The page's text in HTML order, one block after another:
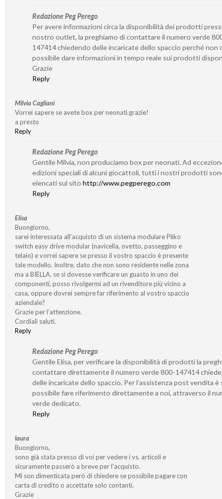
Redazione Peg Perego
Per avere informazioni circa la disponibilità dei prodotti
nostro outlet, la preghiamo di contattare il numero verde
147414 chiedendo delle incaricate dello spaccio perché non
possibile dare informazioni in tempo reale sui prodotti
Grazie
Reply
Milvia Cagliani
Vorrei sapere se avete box per neonati.grazie!
a presto
Reply
Redazione Peg Perego
Gentile Milvia, non produciamo box per neonati. Ad
edizioni speciali di alcuni giocattoli, tutti i nostri prodotti
elencati sul sito http://www.pegperego.com
Reply
Elisa
Buongiorno,
sarei interessata all’acquisto di un sistema modulare Pliko
switch easy drive modular (navicella, ovetto, passeggino e
telaio) e vorrei sapere se presso il vostro spaccio è presente
tale modello. Inoltre, dato che non sono residente nelle zona
ma a BIELLA, se si dovesse verificare un guasto in uno dei
componenti, posso rivolgermi ad un rivenditore più vicino a
casa, oppure dovrei sempre far riferimento al vostro spaccio
aziendale?
Grazie per l’attenzione.
Cordiali saluti.
Reply
Redazione Peg Perego
Gentile Elisa, per verificare la disponibilità di prodotti la
contattare direttamente il numero verde 800-147414
delle incaricate dello spaccio. Per l’assistenza post vendita è
possibile fare riferimento direttamente a noi, attraverso il
verde dedicato.
Reply
laura
Buongiorno,
sono già stata presso di voi per vedere i vs. articoli e
sicuramente passerò a breve per l’acquisto.
Mi son dimenticata però di chiedere se possibile pagare con
carta di credito o accettate solo contanti.
Grazie